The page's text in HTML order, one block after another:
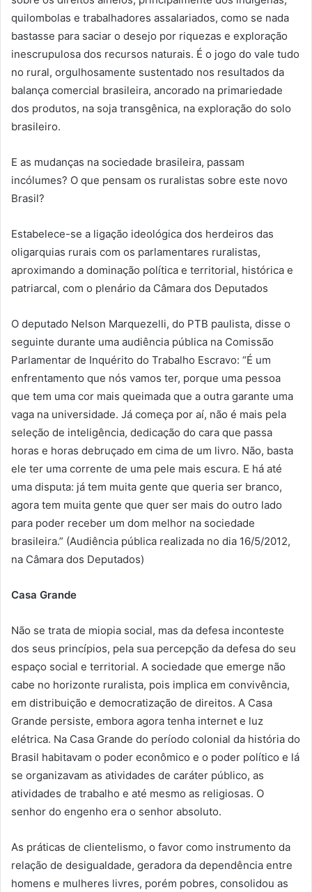
quilombolas e trabalhadores assalariados, como se nada
bastasse para saciar o desejo por riquezas e exploração
inescrupulosa dos recursos naturais. É o jogo do vale tudo
no rural, orgulhosamente sustentado nos resultados da
balança comercial brasileira, ancorado na primariedade
dos produtos, na soja transgênica, na exploração do solo
brasileiro.
E as mudanças na sociedade brasileira, passam
incólumes? O que pensam os ruralistas sobre este novo
Brasil?
Estabelece-se a ligação ideológica dos herdeiros das
oligarquias rurais com os parlamentares ruralistas,
aproximando a dominação política e territorial, histórica e
patriarcal, com o plenário da Câmara dos Deputados
O deputado Nelson Marquezelli, do PTB paulista, disse o
seguinte durante uma audiência pública na Comissão
Parlamentar de Inquérito do Trabalho Escravo: “É um
enfrentamento que nós vamos ter, porque uma pessoa
que tem uma cor mais queimada que a outra garante uma
vaga na universidade. Já começa por aí, não é mais pela
seleção de inteligência, dedicação do cara que passa
horas e horas debruçado em cima de um livro. Não, basta
ele ter uma corrente de uma pele mais escura. E há até
uma disputa: já tem muita gente que queria ser branco,
agora tem muita gente que quer ser mais do outro lado
para poder receber um dom melhor na sociedade
brasileira.” (Audiência pública realizada no dia 16/5/2012,
na Câmara dos Deputados)
Casa Grande
Não se trata de miopia social, mas da defesa inconteste
dos seus princípios, pela sua percepção da defesa do seu
espaço social e territorial. A sociedade que emerge não
cabe no horizonte ruralista, pois implica em convivência,
em distribuição e democratização de direitos. A Casa
Grande persiste, embora agora tenha internet e luz
elétrica. Na Casa Grande do período colonial da história do
Brasil habitavam o poder econômico e o poder político e lá
se organizavam as atividades de caráter público, as
atividades de trabalho e até mesmo as religiosas. O
senhor do engenho era o senhor absoluto.
As práticas de clientelismo, o favor como instrumento da
relação de desigualdade, geradora da dependência entre
homens e mulheres livres, porém pobres, consolidou as